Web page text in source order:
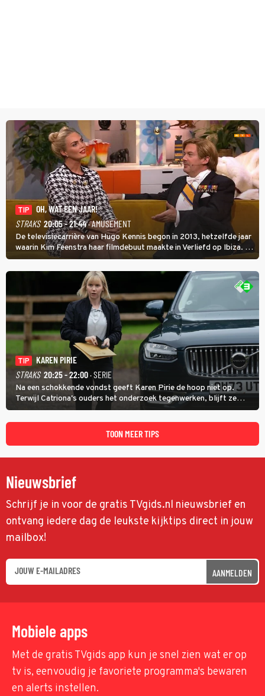
TIP
OH, WAT EEN JAAR!
STRAKS 20:05 - 21:44· AMUSEMENT
De televisiecarrière van Hugo Kennis begon in 2013, hetzelfde jaar
waarin Kim Feenstra haar filmdebuut maakte in Verliefd op Ibiza. In
Oh, Wat een Jaar! wordt duidelijk wat ze nog meer weten van het
jaar waarin ze allebei eindtwintigers waren.
TIP
KAREN PIRIE
STRAKS 20:25 - 22:00· SERIE
Na een schokkende vondst geeft Karen Pirie de hoop niet op.
Terwijl Catriona's ouders het onderzoek tegenwerken, blijft ze
speuren naar Adam. In deze slotaflevering van Karen Pirie leidt het
spoor via Frankrijk en Italië naar Malta.
TOON MEER TIPS
Nieuwsbrief
Schrijf je in voor de gratis TVgids.nl nieuwsbrief en
ontvang iedere dag de leukste kijktips direct in jouw
mailbox!
AANMELDEN
Mobiele apps
Met de gratis TVgids app kun je snel zien wat er op
tv is, eenvoudig je favoriete programma's bewaren
en alerts instellen.